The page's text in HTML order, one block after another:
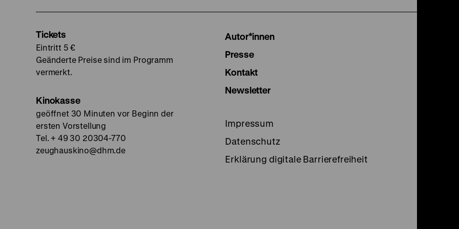
Tickets
Eintritt 5 €
Geänderte Preise sind im Programm
vermerkt.
Kinokasse
geöffnet 30 Minuten vor Beginn der
ersten Vorstellung
Tel. + 49 30 20304-770
zeughauskino@dhm.de
Autor*innen
Presse
Kontakt
Newsletter
Impressum
Datenschutz
Erklärung digitale Barrierefreiheit